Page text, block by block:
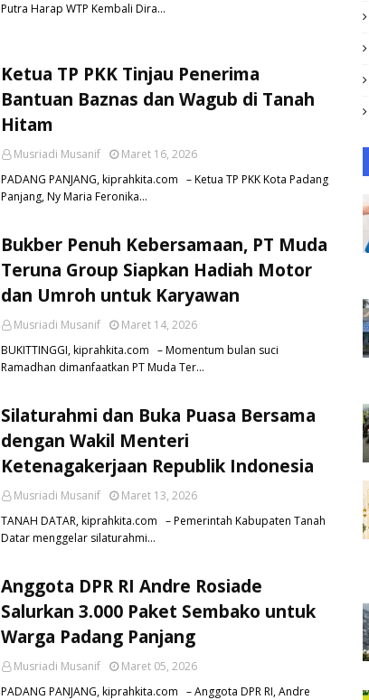
Putra Harap WTP Kembali Dira…
Ketua TP PKK Tinjau Penerima
Bantuan Baznas dan Wagub di Tanah
Hitam
Musriadi Musanif
Maret 16, 2026
PADANG PANJANG, kiprahkita.com – Ketua TP PKK Kota Padang
Panjang, Ny Maria Feronika…
Bukber Penuh Kebersamaan, PT Muda
Teruna Group Siapkan Hadiah Motor
dan Umroh untuk Karyawan
Musriadi Musanif
Maret 14, 2026
BUKITTINGGI, kiprahkita.com – Momentum bulan suci
Ramadhan dimanfaatkan PT Muda Ter…
Silaturahmi dan Buka Puasa Bersama
dengan Wakil Menteri
Ketenagakerjaan Republik Indonesia
Musriadi Musanif
Maret 13, 2026
TANAH DATAR, kiprahkita.com – Pemerintah Kabupaten Tanah
Datar menggelar silaturahmi…
Anggota DPR RI Andre Rosiade
Salurkan 3.000 Paket Sembako untuk
Warga Padang Panjang
Musriadi Musanif
Maret 05, 2026
PADANG PANJANG, kiprahkita.com – Anggota DPR RI, Andre